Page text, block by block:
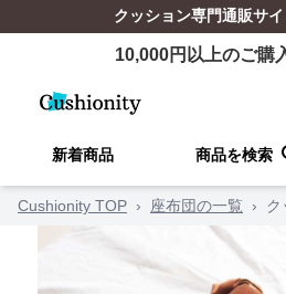
クッション専門通販サイ
10,000円以上のご購
新着商品 商品を検索
Cushionity TOP › 座布団の一覧 › ク